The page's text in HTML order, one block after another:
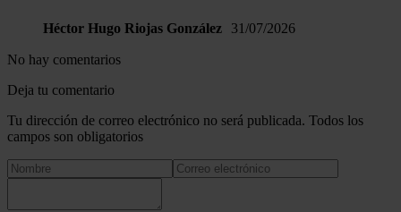
Héctor Hugo Riojas González 31/07/2026
No hay comentarios
Deja tu comentario
Tu dirección de correo electrónico no será publicada. Todos los
campos son obligatorios